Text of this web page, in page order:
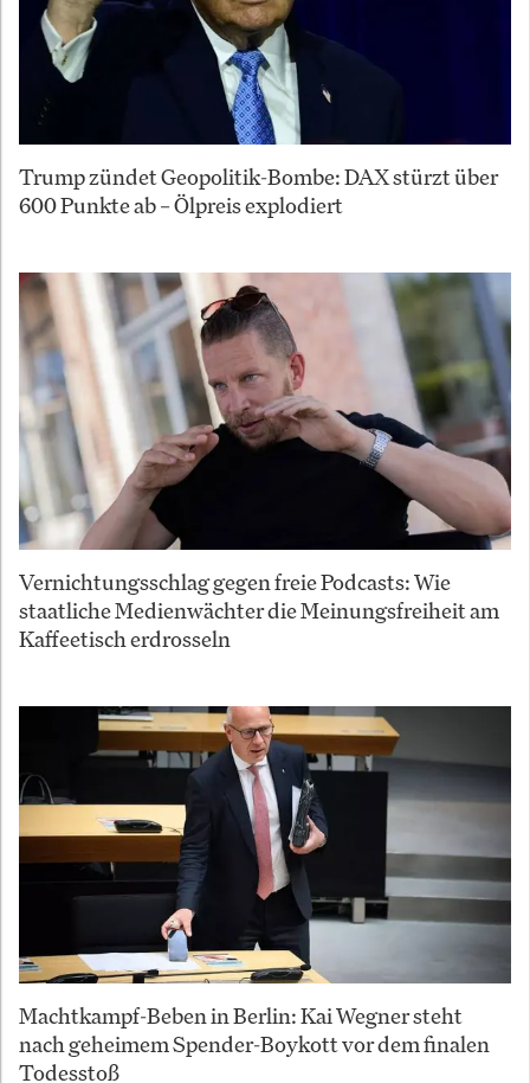
Trump zündet Geopolitik-Bombe: DAX stürzt über
600 Punkte ab – Ölpreis explodiert
Vernichtungsschlag gegen freie Podcasts: Wie
staatliche Medienwächter die Meinungsfreiheit am
Kaffeetisch erdrosseln
Machtkampf-Beben in Berlin: Kai Wegner steht
nach geheimem Spender-Boykott vor dem finalen
Todesstoß